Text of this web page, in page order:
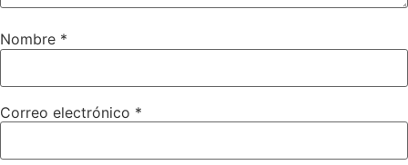
Nombre *
Correo electrónico *